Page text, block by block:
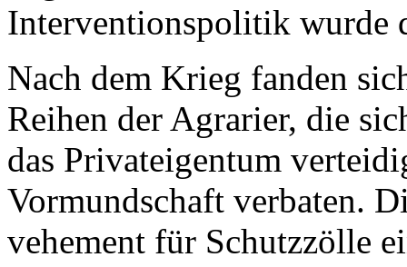
Interventionspolitik wurde
Nach dem Krieg fanden
Reihen der Agrarier, die
das Privateigentum
Vormundschaft verbaten.
vehement für Schutzzölle